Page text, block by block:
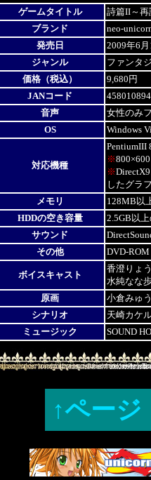
題歌の着う
《詳しくは
▲バーコー
【2010/04/16】
「詩篇II～
開しました
【2010/04/14】
アニメうた
「出撃！！
～」「詩篇
イア～」「
題歌の着う
▲バーコー
P.240～
2009年06
ン：8月号
2009年06
7月号】
2009年06
P.180 紹介
2009年06
月号】
2009年05
ス：7月号
2009年05
P.103 記事
2009年05
ゲームタイトル
詩篇II～再
ブランド
neo-
発売日
2009年6
ジャンル
ファンタ
価格（税込）
9,680円
JANコード
音声
女性のみ
OS
Windows
対応機種
PentiumIII
※
※
したグラ
メモリ
128MB以
HDDの空き容量
2.5GB以
サウンド
その他
DVD-
ボイスキャスト
香澄りょ
水純なな
原画
小倉みゅ
シナリオ
天崎カケ
ミュージック
SOUND
↑ペー